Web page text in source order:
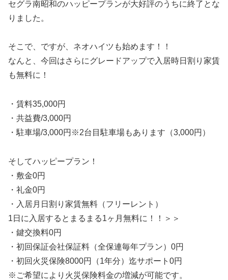
セグラ南昭和のハッピープランが大好評のうちに終了とな
りました。
そこで、ですが、ネオハイツも始めます！！
なんと、今回はさらにグレードアップで入居時日割り家賃
も無料に！
・賃料35,000円
・共益費/3,000円
・駐車場/3,000円※2台目駐車場もあります（3,000円）
そしてハッピープラン！
・敷金0円
・礼金0円
・入居月日割り家賃無料（フリーレント）
1日に入居するとまるまる1ヶ月無料に！！＞＞
・鍵交換料0円
・初回保証会社保証料（全保連毎年プラン）0円
・初回火災保険8000円（1年分）迄サポート0円
※ご希望により火災保険料金の増減が可能です。